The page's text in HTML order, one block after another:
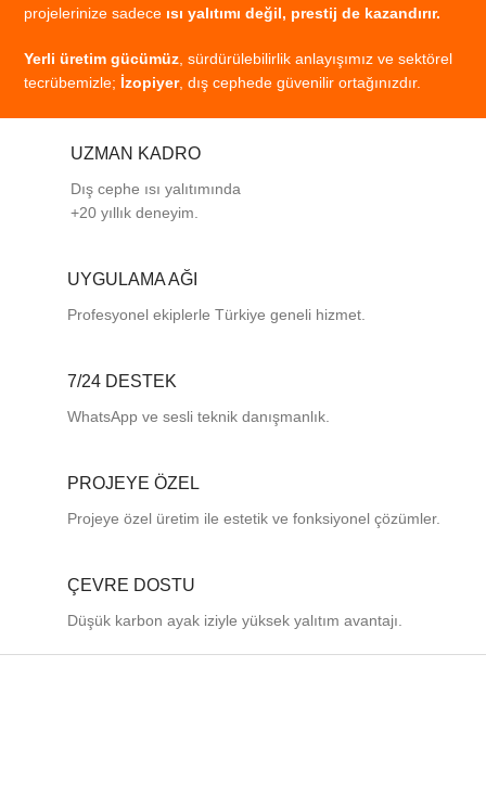
projelerinize sadece ısı yalıtımı değil, prestij de kazandırır.
Yerli üretim gücümüz sürdürülebilirlik anlayışımız ve sektörel
tecrübemizle; İzopiyer, dış cephede güvenilir ortağınızdır.
UZMAN KADRO
Dış cephe ısı yalıtımında
+20 yıllık deneyim.
UYGULAMA AĞI
Profesyonel ekiplerle Türkiye geneli hizmet.
7/24 DESTEK
WhatsApp ve sesli teknik danışmanlık.
PROJEYE ÖZEL
Projeye özel üretim ile estetik ve fonksiyonel çözümler.
ÇEVRE DOSTU
Düşük karbon ayak iziyle yüksek yalıtım avantajı.